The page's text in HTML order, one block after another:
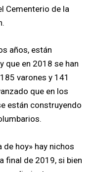
Cementerio de la
años, están
que en 2018 se han
varones y 141
que en los
están construyendo
de hoy» hay nichos
final de 2019, si bien